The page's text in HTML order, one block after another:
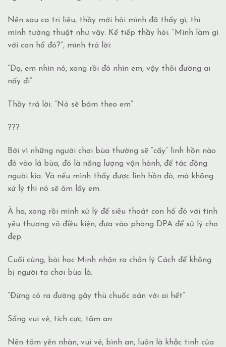
Nên sau ca trị liệu, thầy mới hỏi mình đã thấy gì, thì
mình tường thuật như vậy. Kế tiếp thầy hỏi: “Mình làm gì
với con hổ đó?”, mình trả lời:
“Dạ, em nhìn nó, xong rồi đó nhìn em, vậy thôi đường ai
nấy đi”
Thầy trả lời: “Nó sẽ bám theo em”
???
Bởi vì những người chơi bùa thường sẽ “cấy” linh hồn nào
đó vào lá bùa, đó là năng lượng vận hành, để tác động
người kia. Và nếu mình thấy được linh hồn đó, mà không
xử lý thì nó sẽ ám lấy em.
À ha, xong rồi mình xử lý để siêu thoát con hổ đó với tình
yêu thương vô điều kiện, đưa vào phòng DPA để xử lý cho
đẹp.
Cuối cùng, bài học Minh nhận ra chân lý Cách để không
bị người ta chơi bùa là:
“Đừng có ra đường gây thù chuốc oán với ai hết”
Sống vui vẻ, tích cực, tâm an.
Nên tâm yên nhàn, vui vẻ, bình an, luôn là khắc tinh của